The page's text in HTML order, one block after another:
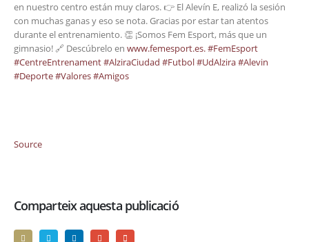
en nuestro centro están muy claros. 👉 El Alevín E, realizó la sesión
con muchas ganas y eso se nota. Gracias por estar tan atentos
durante el entrenamiento. 👏 ¡Somos Fem Esport, más que un
gimnasio! 🔗 Descúbrelo en www.femesport.es.#FemEsport
#CentreEntrenament#AlziraCiudad #Futbol#UdAlzira#Alevin
#Deporte#Valores#Amigos
Source
Comparteix aquesta publicació